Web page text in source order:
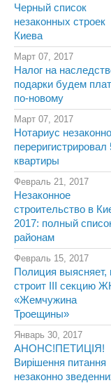
Черный список
незаконных строек
Киева
Март 07, 2017
Налог на
подарки будем
по-новому
Март 07, 2017
Нотариус незаконно
переригистрировал
квартиры
Февраль 21, 2017
Незаконное
строительство в
2017: полный
районам
Февраль 15, 2017
Полиция выясняет,
строит III секцию
«Жемчужина
Троещины»
Январь 30, 2017
АНОНС!ПЕТИЦІЯ!
Вирішення питання
незаконно